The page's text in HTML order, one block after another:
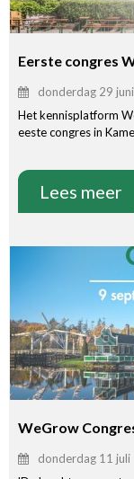
Eerste congres
donderdag 29 juni
Het kennisplatform
eeste congres in
Lees meer
WeGrow
donderdag 11 juli